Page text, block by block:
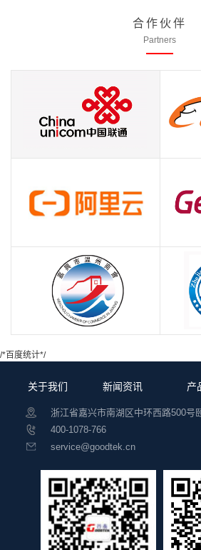
合作伙伴
Partners
中国联通
阿里云
温州商会
/*百度统计*/
关于我们 新闻资讯 产
浙江省嘉兴市南湖区中环西路500号
400-1078-766
service@goodtek.cn